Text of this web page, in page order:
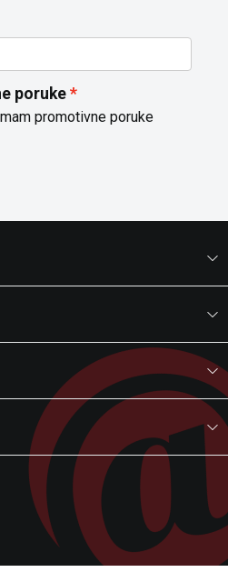
poruke
promotivne poruke